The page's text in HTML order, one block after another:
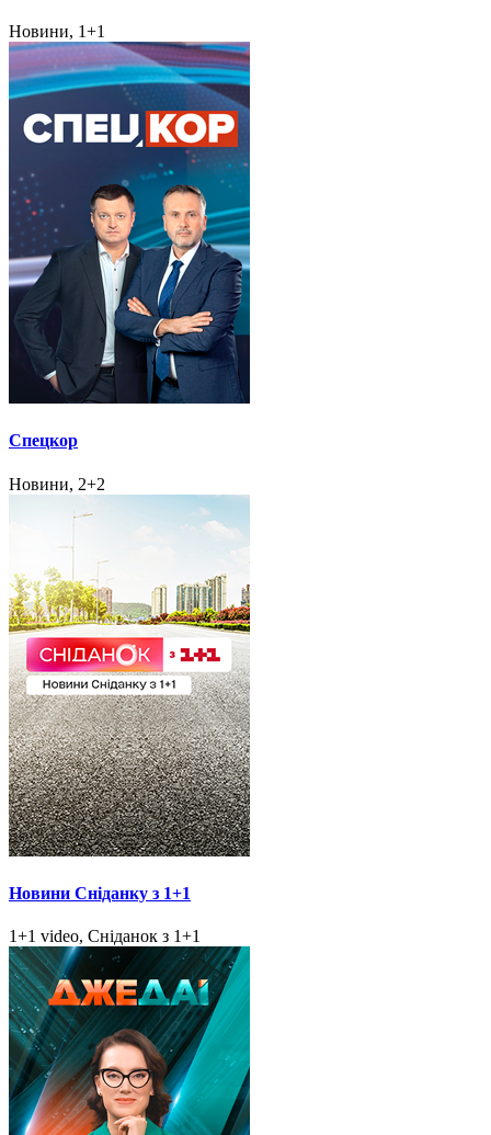
Новини, 1+1
Спецкор
Новини, 2+2
Новини Сніданку з 1+1
1+1 video, Сніданок з 1+1